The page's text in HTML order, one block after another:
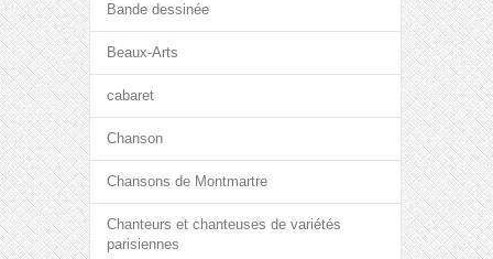
Bande dessinée
Beaux-Arts
cabaret
Chanson
Chansons de Montmartre
Chanteurs et chanteuses de variétés
parisiennes